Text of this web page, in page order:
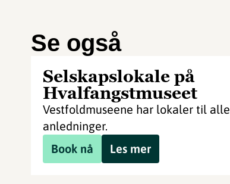
Se også
Selskapslokale på
Hvalfangstmuseet
Vestfoldmuseene har lokaler til alle
anledninger.
Book nå
Les mer